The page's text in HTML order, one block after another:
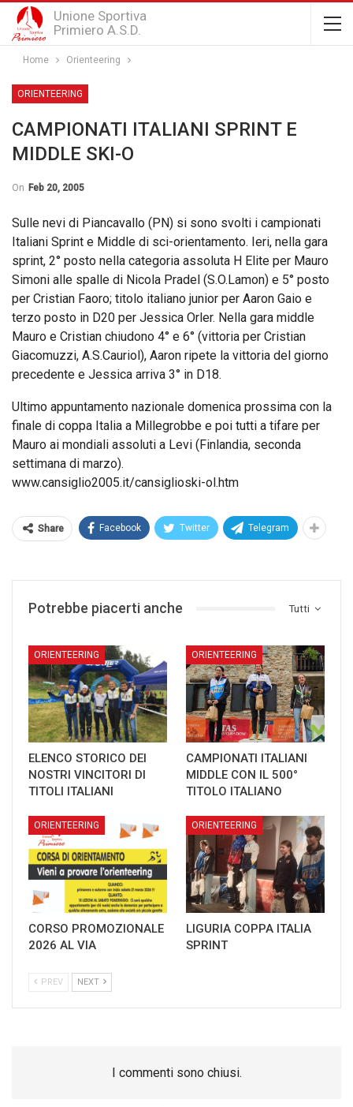
Unione Sportiva
Primiero A.S.D.
Home Orienteering
ORIENTEERING
CAMPIONATI ITALIANI SPRINT E
MIDDLE SKI-O
On Feb 20, 2005
Sulle nevi di Piancavallo (PN) si sono svolti i campionati
Italiani Sprint e Middle di sci-orientamento. Ieri, nella gara
sprint, 2° posto nella categoria assoluta H Elite per Mauro
Simoni alle spalle di Nicola Pradel (S.O.Lamon) e 5° posto
per Cristian Faoro; titolo italiano junior per Aaron Gaio e
terzo posto in D20 per Jessica Orler. Nella gara middle
Mauro e Cristian chiudono 4° e 6° (vittoria per Cristian
Giacomuzzi, A.S.Cauriol), Aaron ripete la vittoria del giorno
precedente e Jessica arriva 3° in D18.
Ultimo appuntamento nazionale domenica prossima con la
finale di coppa Italia a Millegrobbe e poi tutti a tifare per
Mauro ai mondiali assoluti a Levi (Finlandia, seconda
settimana di marzo).
www.cansiglio2005.it/cansiglioski-ol.htm
Share Facebook Twitter Telegram
Tutti
Potrebbe piacerti anche
ORIENTEERING
ELENCO STORICO DEI
NOSTRI VINCITORI DI
TITOLI ITALIANI
ORIENTEERING
CAMPIONATI ITALIANI
MIDDLE CON IL 500°
TITOLO ITALIANO
ORIENTEERING
CORSO PROMOZIONALE
2026 AL VIA
ORIENTEERING
LIGURIA COPPA ITALIA
SPRINT
PREV NEXT
I commenti sono chiusi.